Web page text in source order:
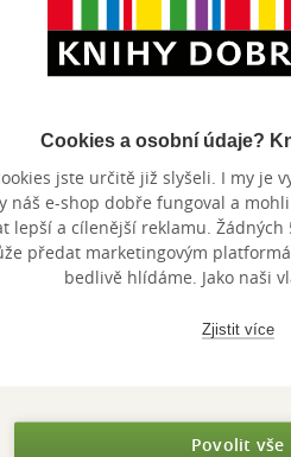
Přidat
Cookies a osobní údaje?
jste určitě již slyšeli. I my je
náš e-shop dobře fungoval a
lepší a cílenější reklamu.
předat marketingovým
bedlivě hlídáme. Jako naši
Zjistit více
Povolit vše